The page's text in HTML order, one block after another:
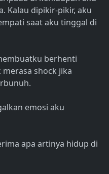
Kalau dipikir-pikir, aku
saat aku tinggal di
berhenti
shock jika
emosi aku
apa artinya hidup di